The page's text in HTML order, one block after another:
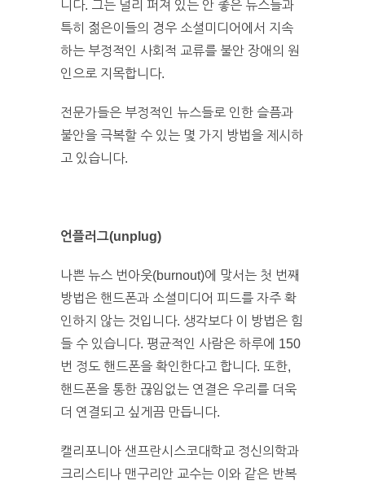
니다. 그는 널리 퍼져 있는 안 좋은 뉴스들과
특히 젊은이들의 경우 소셜미디어에서 지속
하는 부정적인 사회적 교류를 불안 장애의 원
인으로 지목합니다.
전문가들은 부정적인 뉴스들로 인한 슬픔과
불안을 극복할 수 있는 몇 가지 방법을 제시하
고 있습니다.
언플러그(unplug)
나쁜 뉴스 번아웃(burnout)에 맞서는 첫 번째
방법은 핸드폰과 소셜미디어 피드를 자주 확
인하지 않는 것입니다. 생각보다 이 방법은 힘
들 수 있습니다. 평균적인 사람은 하루에 150
번 정도 핸드폰을 확인한다고 합니다. 또한,
핸드폰을 통한 끊임없는 연결은 우리를 더욱
더 연결되고 싶게끔 만듭니다.
캘리포니아 샌프란시스코대학교 정신의학과
크리스티나 맨구리안 교수는 이와 같은 반복